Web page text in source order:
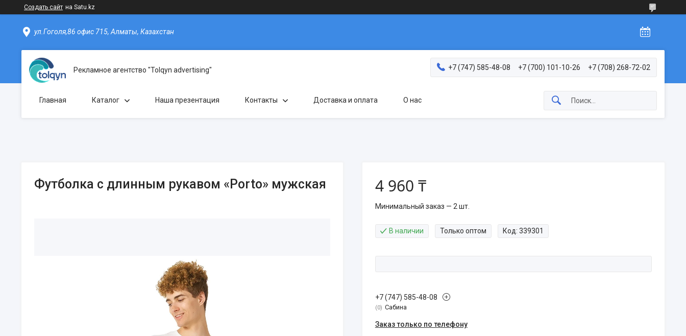
Создать сайт на Satu.kz
ул.Гоголя,86 офис 715, Алматы, Казахстан
Рекламное агентство "Tolqyn advertising" +7 (747) 585-48-08 +7 (700) 101-10-26 +7 (708) 268-72-02
Главная Каталог Наша презентация Контакты Доставка и оплата О нас
Футболка с длинным рукавом «Porto» мужская 4 960 ₸
Минимальный заказ — 2 шт.
В наличии Только оптом Код: 339301
+7 (747) 585-48-08
0 Сабина
Заказ только по телефону